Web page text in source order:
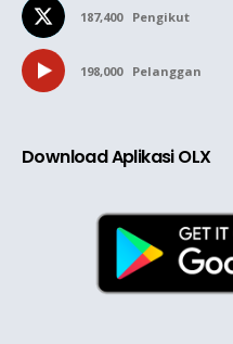
187,400 Pengikut
198,000 Pelanggan
Download Aplikasi OLX